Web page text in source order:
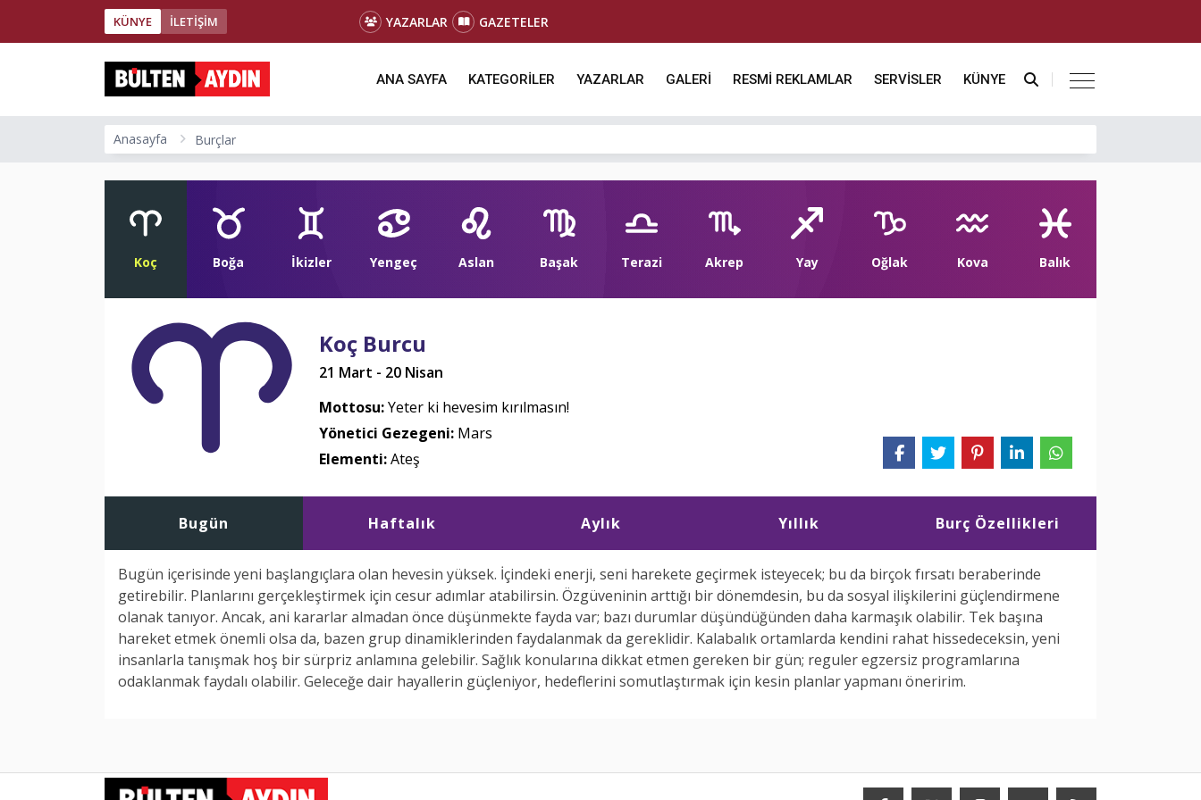
KÜNYE İLETİŞİM YAZARLAR GAZETELER
ANA SAYFA KATEGORİLER YAZARLAR GALERİ RESMİ REKLAMLAR SERVİSLER KÜNYE
Anasayfa Burçlar
Koç Boğa İkizler Yengeç Aslan Başak Terazi Akrep Yay Oğlak Kova Balık
Koç Burcu
21 Mart - 20 Nisan
Mottosu:Yeter ki hevesim kırılmasın!
Yönetici Gezegeni: Mars
Elementi:Ateş
Bugün Haftalık Aylık Yıllık Burç Özellikleri
Bugün içerisinde yeni başlangıçlara olan hevesin yüksek. İçindeki enerji, seni harekete geçirmek isteyecek; bu da birçok fırsatı beraberinde
getirebilir. Planlarını gerçekleştirmek için cesur adımlar atabilirsin. Özgüveninin arttığı bir dönemdesin, bu da sosyal ilişkilerini güçlendirmene
olanak tanıyor. Ancak, ani kararlar almadan önce düşünmekte fayda var; bazı durumlar düşündüğünden daha karmaşık olabilir. Tek başına
hareket etmek önemli olsa da, bazen grup dinamiklerinden faydalanmak da gereklidir. Kalabalık ortamlarda kendini rahat hissedeceksin, yeni
insanlarla tanışmak hoş bir sürpriz anlamına gelebilir. Sağlık konularına dikkat etmen gereken bir gün; reguler egzersiz programlarına
odaklanmak faydalı olabilir. Geleceğe dair hayallerin güçleniyor, hedeflerini somutlaştırmak için kesin planlar yapmanı öneririm.